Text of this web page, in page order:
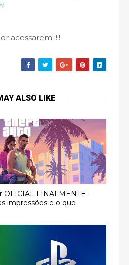
!!!!
ALSO LIKE
OFICIAL FINALMENTE
impressões e o que